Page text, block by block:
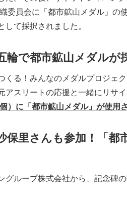
委員会に「都市鉱山メダル」の
して採択されました。
輪で都市鉱山メダルが
くる！みんなのメダルプロジェ
アスリートの応援と一緒にリサイ
）に「都市鉱山メダル」が使用
保里さんも参加！「都
グループ株式会社から、記念碑
Japanese